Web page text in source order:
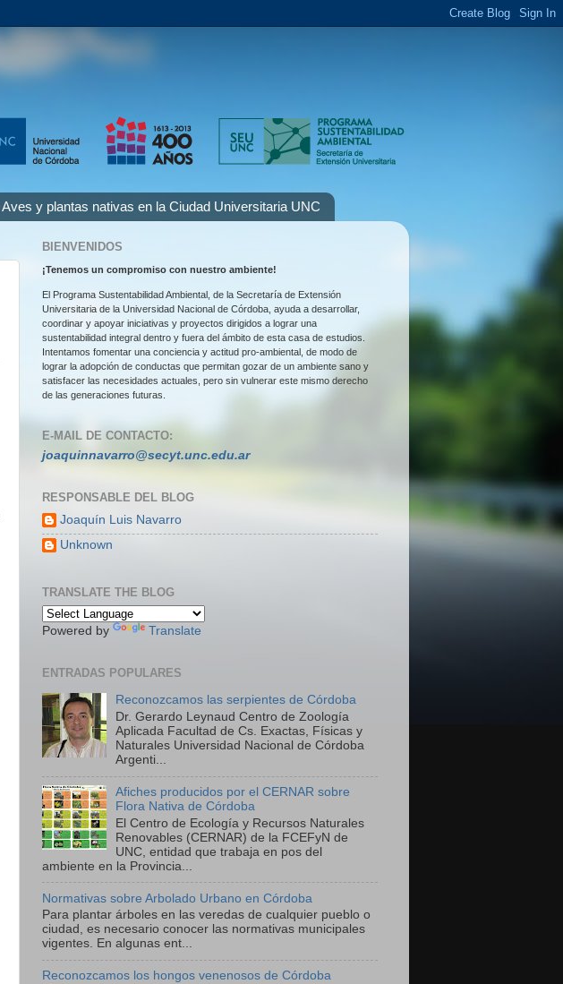
Aves y plantas nativas en la Ciudad Universitaria UNC
BIENVENIDOS
¡Tenemos un compromiso con nuestro ambiente!
El Programa Sustentabilidad Ambiental, de la Secretaría de Extensión
Universitaria de la Universidad Nacional de Córdoba, ayuda a desarrollar,
coordinar y apoyar iniciativas y proyectos dirigidos a lograr una
sustentabilidad integral dentro y fuera del ámbito de esta casa de estudios.
Intentamos fomentar una conciencia y actitud pro-ambiental, de modo de
lograr la adopción de conductas que permitan gozar de un ambiente sano y
satisfacer las necesidades actuales, pero sin vulnerar este mismo derecho
de las generaciones futuras.
E-MAIL DE CONTACTO:
joaquinnavarro@secyt.unc.edu.ar
RESPONSABLE DEL BLOG
Joaquín Luis Navarro
Unknown
TRANSLATE THE BLOG
Powered by Translate
ENTRADAS POPULARES
Reconozcamos las serpientes de Córdoba
Dr. Gerardo Leynaud Centro de Zoología
Aplicada Facultad de Cs. Exactas, Físicas y
Naturales Universidad Nacional de Córdoba
Argenti...
Afiches producidos por el CERNAR sobre
Flora Nativa de Córdoba
El Centro de Ecología y Recursos Naturales
Renovables (CERNAR) de la FCEFyN de
UNC, entidad que trabaja en pos del
ambiente en la Provincia...
Normativas sobre Arbolado Urbano en Córdoba
Para plantar árboles en las veredas de cualquier pueblo o
ciudad, es necesario conocer las normativas municipales
vigentes. En algunas ent...
Reconozcamos los hongos venenosos de Córdoba